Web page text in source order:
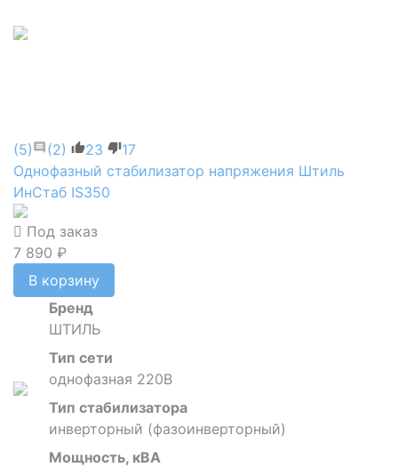
(5) (2) 23
17
Однофазный стабилизатор напряжения Штиль
ИнСтаб IS350
Под заказ
7 890 ₽
В корзину
Бренд
ШТИЛЬ
Тип сети
однофазная 220В
Тип стабилизатора
инверторный (фазоинверторный)
Мощность, кВА